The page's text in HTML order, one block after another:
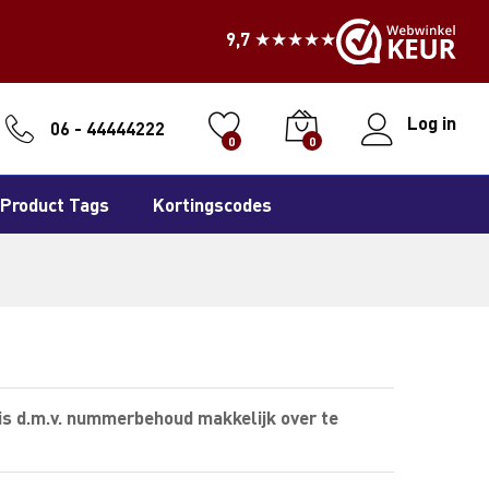
9,7 ★★★★★
06 - 44444222
0 0
Log in
Product Tags Kortingscodes
d.m.v. nummerbehoud makkelijk over te